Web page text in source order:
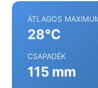
ÁTLAGOS
28°C
CSAPADÉK
115 mm